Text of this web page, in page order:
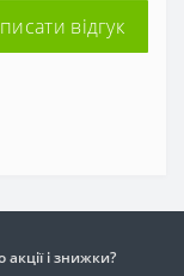
відгук
і знижки?